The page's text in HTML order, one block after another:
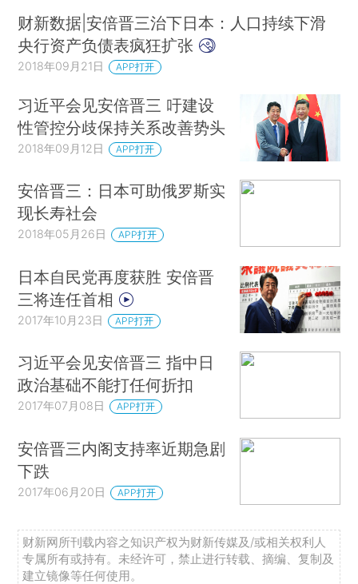
财新数据|安倍晋三治下日本：人口持续下滑
央行资产负债表疯狂扩张
2018年09月21日 APP打开
习近平会见安倍晋三 吁建设
性管控分歧保持关系改善势头
2018年09月12日 APP打开
安倍晋三：日本可助俄罗斯实
现长寿社会
2018年05月26日 APP打开
日本自民党再度获胜 安倍晋
三将连任首相
2017年10月23日 APP打开
习近平会见安倍晋三 指中日
政治基础不能打任何折扣
2017年07月08日 APP打开
安倍晋三内阁支持率近期急剧
下跌
2017年06月20日 APP打开
财新网所刊载内容之知识产权为财新传媒及/或相关权利人
专属所有或持有。未经许可，禁止进行转载、摘编、复制及
建立镜像等任何使用。